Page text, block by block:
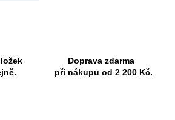
Doprava zdarma
při nákupu od 2 200 Kč.